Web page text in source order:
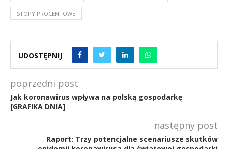
STOPY PROCENTOWE
UDOSTĘPNIJ
poprzedni post
Jak koronawirus wpływa na polską gospodarkę
[GRAFIKA DNIA]
następny post
Raport: Trzy potencjalne scenariusze skutków